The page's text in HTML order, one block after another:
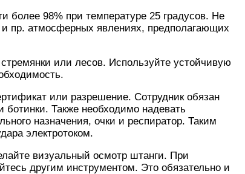
более 98% при температуре 25 градусов. Не
пр. атмосферных явлениях, предполагающих
или лесов. Используйте устойчивую
или разрешение. Сотрудник обязан
ботинки. Также необходимо надевать
назначения, очки и респиратор. Таким
электротоком.
визуальный осмотр штанги. При
другим инструментом. Это обязательно и